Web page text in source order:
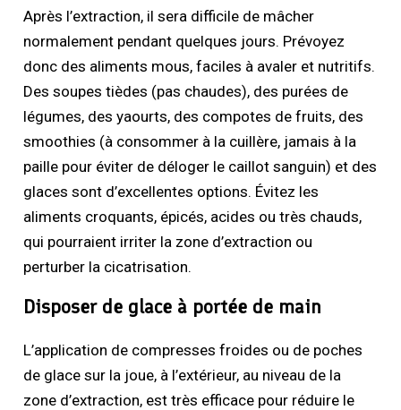
Après l’extraction, il sera difficile de mâcher
normalement pendant quelques jours. Prévoyez
donc des aliments mous, faciles à avaler et nutritifs.
Des soupes tièdes (pas chaudes), des purées de
légumes, des yaourts, des compotes de fruits, des
smoothies (à consommer à la cuillère, jamais à la
paille pour éviter de déloger le caillot sanguin) et des
glaces sont d’excellentes options. Évitez les
aliments croquants, épicés, acides ou très chauds,
qui pourraient irriter la zone d’extraction ou
perturber la cicatrisation.
Disposer de glace à portée de main
L’application de compresses froides ou de poches
de glace sur la joue, à l’extérieur, au niveau de la
zone d’extraction, est très efficace pour réduire le